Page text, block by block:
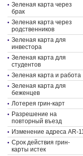
Зеленая карта через
брак
Зеленая карта через
родственников
Зеленая карта для
инвестора
Зеленая карта для
студентов
Зеленая карта и работа
Зеленая карта для
беженцев
Лотерея грин-карт
Разрешение на
повторный въезд
Изменение адреса AR-
Срок действия грин-
карты истек